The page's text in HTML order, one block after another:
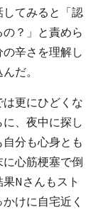
てみると「認
？」と責めら
辛さを理解し
だ。
更にひどくな
、夜中に探し
分も心身とも
心筋梗塞で倒
Nさんもスト
けに自宅近く